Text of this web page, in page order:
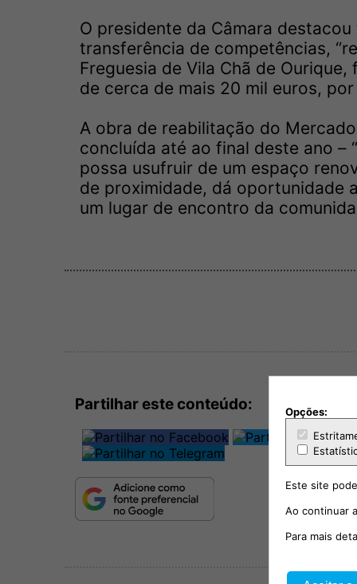
O presidente da Câmara
transferência de competências,
Freguesia de Vila Chã de
de cerca de mais 20 mil euros,
A obra de reabilitação do
concluída até ao final deste ano –
possa usufruir de um espaço
de proximidade, dá oportunidade
um lugar de encontro da
Partilhar este conteúdo:
Opções:
Este site
Ao continuar
Para mais